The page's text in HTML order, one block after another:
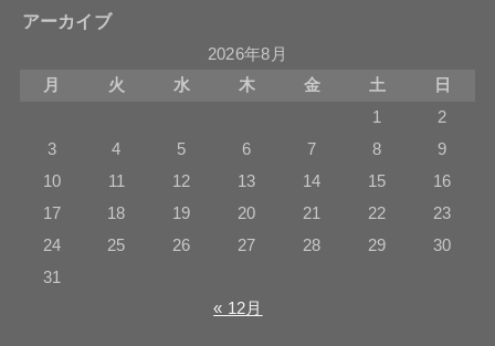
アーカイブ
2026年8月
月
火 水 木 金 土
日
1
2
3
4 5 6 7 8
9
10
11 12 13 14 15
16
17
18 19 20 21 22
23
24
25 26 27 28 29
30
31
« 12月